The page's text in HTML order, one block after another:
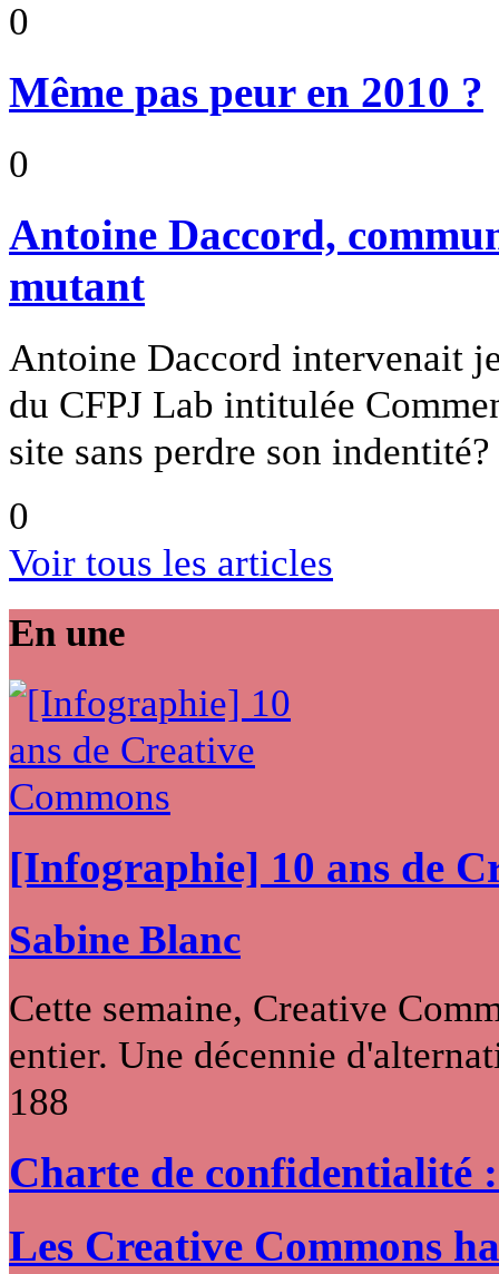
0
Même pas peur en 2010 ?
0
Antoine Daccord,
mutant
Antoine Daccord intervenait
du CFPJ Lab intitulée
site sans perdre son indentité?
0
Voir tous les articles
En une
[Infographie] 10 ans de
Sabine Blanc
Cette semaine, Creative
entier. Une décennie
188
Charte de confidentialité
Les Creative Commons